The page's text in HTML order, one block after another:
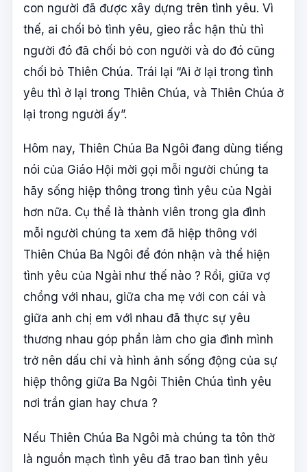
con người đã được xây dựng trên tình yêu. Vì
thế, ai chối bỏ tình yêu, gieo rắc hận thù thì
người đó đã chối bỏ con người và do đó cũng
chối bỏ Thiên Chúa. Trái lại “Ai ở lại trong tình
yêu thì ở lại trong Thiên Chúa, và Thiên Chúa ở
lại trong người ấy”.
Hôm nay, Thiên Chúa Ba Ngôi đang dùng tiếng
nói của Giáo Hội mời gọi mỗi người chúng ta
hãy sống hiệp thông trong tình yêu của Ngài
hơn nữa. Cụ thể là thành viên trong gia đình
mỗi người chúng ta xem đã hiệp thông với
Thiên Chúa Ba Ngôi để đón nhận và thể hiện
tình yêu của Ngài như thế nào ? Rồi, giữa vợ
chồng với nhau, giữa cha mẹ với con cái và
giữa anh chị em với nhau đã thực sự yêu
thương nhau góp phần làm cho gia đình mình
trở nên dấu chỉ và hình ảnh sống động của sự
hiệp thông giữa Ba Ngôi Thiên Chúa tình yêu
nơi trần gian hay chưa ?
Nếu Thiên Chúa Ba Ngôi mà chúng ta tôn thờ
là nguồn mạch tình yêu đã trao ban tình yêu